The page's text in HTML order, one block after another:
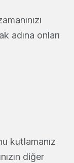
adına onları
kutlamanız
diğer